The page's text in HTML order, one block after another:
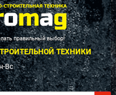
правильный выбор!
ТЕХНИКИ
Вс